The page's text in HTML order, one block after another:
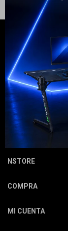
NSTORE
COMPRA
MI CUENTA
Electrodomésticos
Hogar
Movilidad
Marcas